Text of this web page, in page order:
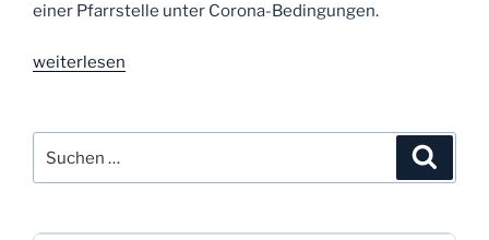
einer Pfarrstelle unter Corona-Bedingungen.
„Tag
Gespräch“
weiterlesen
nach: